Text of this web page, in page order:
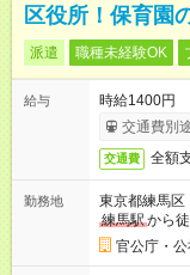
区役所！保育園
派遣 職種未経験OK
給与
時給1400円
交通費別
交通費 全額
勤務地
東京都練馬区
練馬駅から
官公庁・